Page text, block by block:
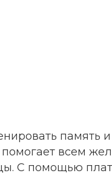
память
помогает всем
С помощью